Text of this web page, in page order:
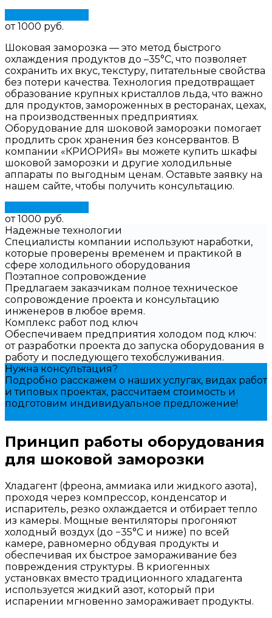
от 1000 руб.
Шоковая заморозка — это метод быстрого
охлаждения продуктов до –35°C, что позволяет
сохранить их вкус, текстуру, питательные свойства
без потери качества. Технология предотвращает
образование крупных кристаллов льда, что важно
для продуктов, замороженных в ресторанах, цехах,
на производственных предприятиях.
Оборудование для шоковой заморозки помогает
продлить срок хранения без консервантов. В
компании «КРИОРИЯ» вы можете купить шкафы
шоковой заморозки и другие холодильные
аппараты по выгодным ценам. Оставьте заявку на
нашем сайте, чтобы получить консультацию.
от 1000 руб.
Надежные технологии
Специалисты компании используют наработки,
которые проверены временем и практикой в
сфере холодильного оборудования
Поэтапное сопровождение
Предлагаем заказчикам полное техническое
сопровождение проекта и консультацию
инженеров в любое время.
Комплекс работ под ключ
Обеспечиваем предприятия холодом под ключ:
от разработки проекта до запуска оборудования в
работу и последующего техобслуживания.
Нужна консультация?
Подробно расскажем о наших услугах, видах работ
и типовых проектах, рассчитаем стоимость и
подготовим индивидуальное предложение!
Принцип работы оборудования
для шоковой заморозки
Хладагент (фреона, аммиака или жидкого азота),
проходя через компрессор, конденсатор и
испаритель, резко охлаждается и отбирает тепло
из камеры. Мощные вентиляторы прогоняют
холодный воздух (до −35°C и ниже) по всей
камере, равномерно обдувая продукты и
обеспечивая их быстрое замораживание без
повреждения структуры. В криогенных
установках вместо традиционного хладагента
используется жидкий азот, который при
испарении мгновенно замораживает продукты.